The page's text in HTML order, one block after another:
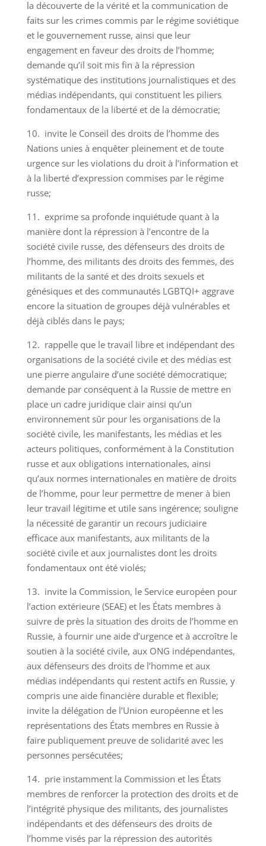
la découverte de la vérité et la communication de
faits sur les crimes commis par le régime soviétique
et le gouvernement russe, ainsi que leur
engagement en faveur des droits de l’homme;
demande qu’il soit mis fin à la répression
systématique des institutions journalistiques et des
médias indépendants, qui constituent les piliers
fondamentaux de la liberté et de la démocratie;
10. invite le Conseil des droits de l’homme des
Nations unies à enquêter pleinement et de toute
urgence sur les violations du droit à l’information et
à la liberté d’expression commises par le régime
russe;
11. exprime sa profonde inquiétude quant à la
manière dont la répression à l’encontre de la
société civile russe, des défenseurs des droits de
l’homme, des militants des droits des femmes, des
militants de la santé et des droits sexuels et
génésiques et des communautés LGBTQI+ aggrave
encore la situation de groupes déjà vulnérables et
déjà ciblés dans le pays;
12. rappelle que le travail libre et indépendant des
organisations de la société civile et des médias est
une pierre angulaire d’une société démocratique;
demande par conséquent à la Russie de mettre en
place un cadre juridique clair ainsi qu’un
environnement sûr pour les organisations de la
société civile, les manifestants, les médias et les
acteurs politiques, conformément à la Constitution
russe et aux obligations internationales, ainsi
qu’aux normes internationales en matière de droits
de l’homme, pour leur permettre de mener à bien
leur travail légitime et utile sans ingérence; souligne
la nécessité de garantir un recours judiciaire
efficace aux manifestants, aux militants de la
société civile et aux journalistes dont les droits
fondamentaux ont été violés;
13. invite la Commission, le Service européen pour
l’action extérieure (SEAE) et les États membres à
suivre de près la situation des droits de l’homme en
Russie, à fournir une aide d’urgence et à accroître le
soutien à la société civile, aux ONG indépendantes,
aux défenseurs des droits de l’homme et aux
médias indépendants qui restent actifs en Russie, y
compris une aide financière durable et flexible;
invite la délégation de l’Union européenne et les
représentations des États membres en Russie à
faire publiquement preuve de solidarité avec les
personnes persécutées;
14. prie instamment la Commission et les États
membres de renforcer la protection des droits et de
l’intégrité physique des militants, des journalistes
indépendants et des défenseurs des droits de
l’homme visés par la répression des autorités